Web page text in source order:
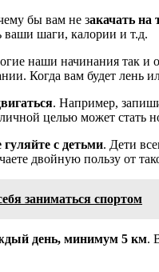
бы вам не закачать на
шаги, калории и т.д.
наши начинания так и
Когда вам будет лень
. Например,
целью может стать
с детьми. Дети
двойную пользу от
заниматься спортом
день, минимум 5 км.